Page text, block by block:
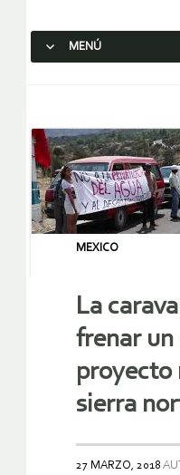
MENÚ
MEXICO
La
frenar
proyecto
sierra
27 MARZO, 2018